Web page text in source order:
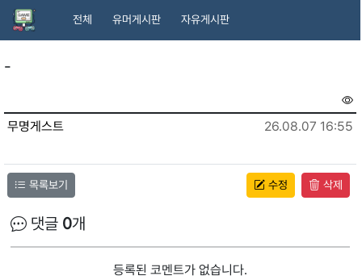
전체 유머게시판 자유게시판
-
무명게스트 26.08.07 16:55
목록보기 수정 삭제
댓글 0개
등록된 코멘트가 없습니다.